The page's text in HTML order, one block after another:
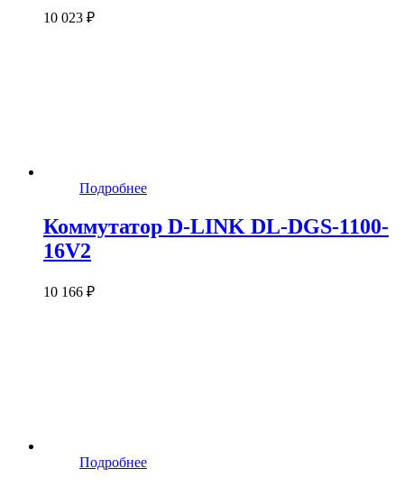
10 023 ₽
Подробнее
Коммутатор D-LINK DL-DGS-1100-
16V2
10 166 ₽
Подробнее